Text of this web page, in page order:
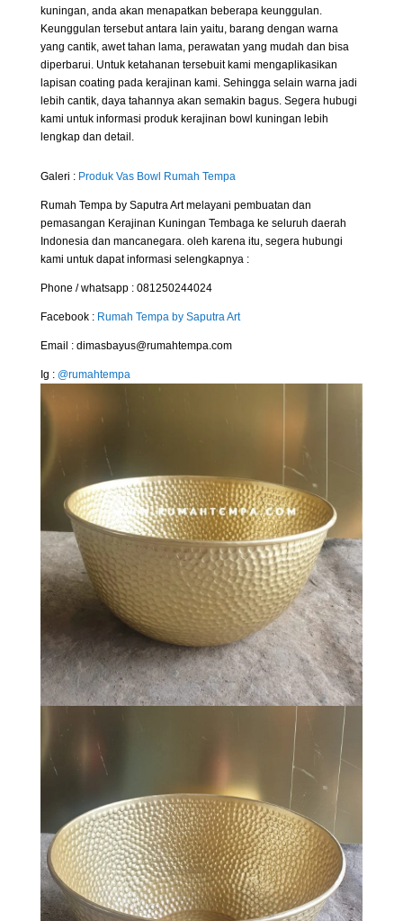
kuningan, anda akan menapatkan beberapa keunggulan.
Keunggulan tersebut antara lain yaitu, barang dengan warna
yang cantik, awet tahan lama, perawatan yang mudah dan bisa
diperbarui. Untuk ketahanan tersebuit kami mengaplikasikan
lapisan coating pada kerajinan kami. Sehingga selain warna jadi
lebih cantik, daya tahannya akan semakin bagus. Segera hubugi
kami untuk informasi produk kerajinan bowl kuningan lebih
lengkap dan detail.
Galeri : Produk Vas Bowl Rumah Tempa
Rumah Tempa by Saputra Art melayani pembuatan dan
pemasangan Kerajinan Kuningan Tembaga ke seluruh daerah
Indonesia dan mancanegara. oleh karena itu, segera hubungi
kami untuk dapat informasi selengkapnya :
Phone / whatsapp : 081250244024
Facebook : Rumah Tempa by Saputra Art
Email : dimasbayus@rumahtempa.com
Ig : @rumahtempa